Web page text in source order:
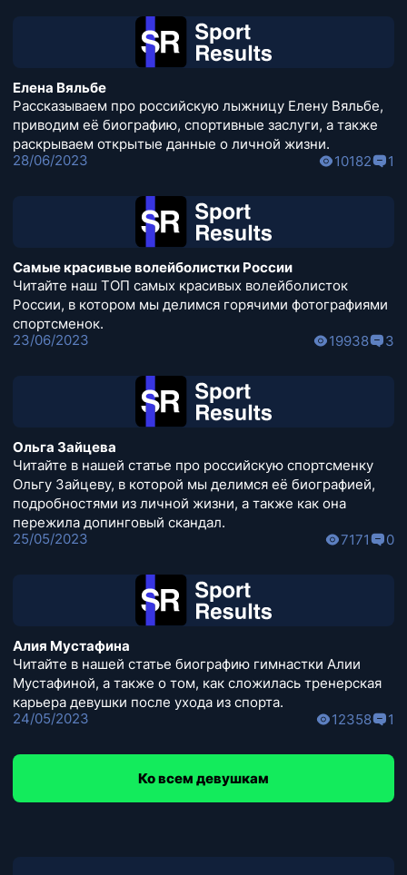
Елена Вяльбе
Рассказываем про российскую лыжницу Елену Вяльбе,
приводим её биографию, спортивные заслуги, а также
раскрываем открытые данные о личной жизни.
28/06/2023
10182 1
Самые красивые волейболистки России
Читайте наш ТОП самых красивых волейболисток
России, в котором мы делимся горячими фотографиями
спортсменок.
23/06/2023
19938 3
Ольга Зайцева
Читайте в нашей статье про российскую спортсменку
Ольгу Зайцеву, в которой мы делимся её биографией,
подробностями из личной жизни, а также как она
пережила допинговый скандал.
25/05/2023
7171 0
Алия Мустафина
Читайте в нашей статье биографию гимнастки Алии
Мустафиной, а также о том, как сложилась тренерская
карьера девушки после ухода из спорта.
24/05/2023
12358 1
Ко всем девушкам